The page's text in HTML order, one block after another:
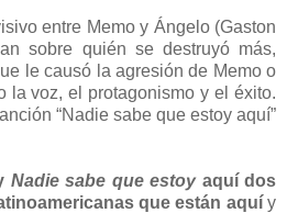
entre Memo y Ángelo (Gaston
sobre quién se destruyó más,
le causó la agresión de Memo o
la voz, el protagonismo y el éxito.
“Nadie sabe que estoy aquí”
Nadie sabe que estoyaquí dos
que están aquíy